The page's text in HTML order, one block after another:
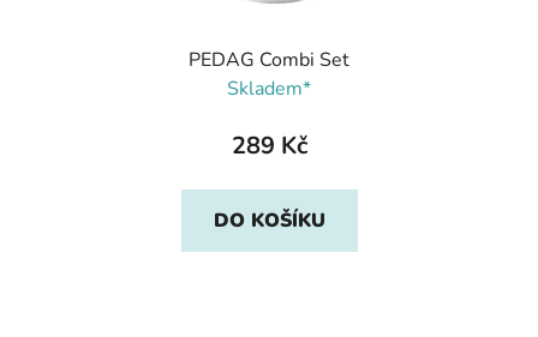
PEDAG Combi Set
Skladem*
289 Kč
DO KOŠÍKU